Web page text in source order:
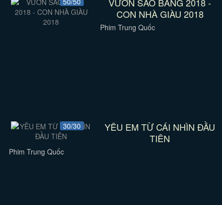
CON NHÀ GIÀU 2018
Phim Trung Quốc
30/30
YÊU EM TỪ CÁI NHÌN ĐẦU
TIÊN
Phim Trung Quốc